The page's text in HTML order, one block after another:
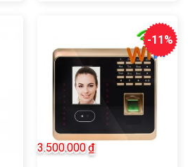
-11%
3.500.000₫